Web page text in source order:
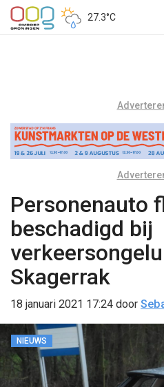
27.3°C
Personenauto
beschadigd bij
Skagerrak
18 januari 2021 17:24 door
NIEUWS